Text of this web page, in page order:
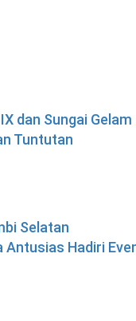
dan Sungai Gelam
Tuntutan
Selatan
Antusias Hadiri